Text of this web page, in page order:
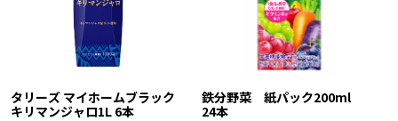
タリーズ マイホームブラック
キリマンジャロ1L 6本
鉄分野菜 紙パック200ml
24本